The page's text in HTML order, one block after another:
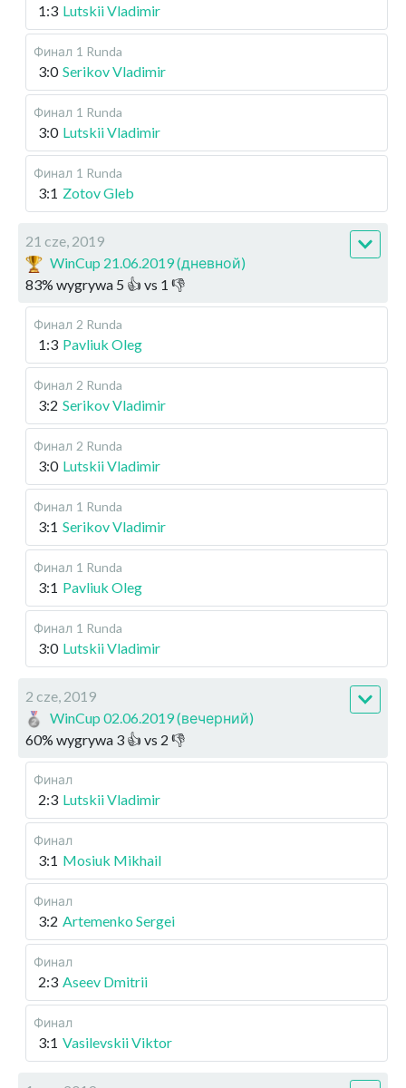
1:3 Lutskii Vladimir
Финал 1 Runda
3:0 Serikov Vladimir
Финал 1 Runda
3:0 Lutskii Vladimir
Финал 1 Runda
3:1 Zotov Gleb
21 cze, 2019
WinCup 21.06.2019 (дневной)
83% wygrywa 5 👍 vs 1 👎
Финал 2 Runda
1:3 Pavliuk Oleg
Финал 2 Runda
3:2 Serikov Vladimir
Финал 2 Runda
3:0 Lutskii Vladimir
Финал 1 Runda
3:1 Serikov Vladimir
Финал 1 Runda
3:1 Pavliuk Oleg
Финал 1 Runda
3:0 Lutskii Vladimir
2 cze, 2019
WinCup 02.06.2019 (вечерний)
60% wygrywa 3 👍 vs 2 👎
Финал
2:3 Lutskii Vladimir
Финал
3:1 Mosiuk Mikhail
Финал
3:2 Artemenko Sergei
Финал
2:3 Aseev Dmitrii
Финал
3:1 Vasilevskii Viktor